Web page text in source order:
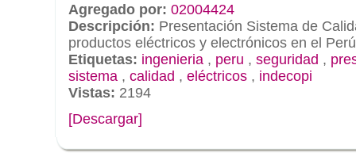
Agregado por: 02004424
Descripción: Presentación Sistema de
productos eléctricos y electrónicos en el Perú
Etiquetas: ingenieria , peru , seguridad ,
sistema , calidad , eléctricos , indecopi
Vistas: 2194
[Descargar]